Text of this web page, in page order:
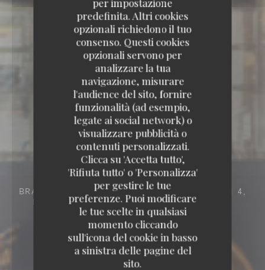
predefinita. Altri cookies
opzionali richiedono il tuo
consenso. Questi cookies
opzionali servono per
analizzare la tua
navigazione, misurare
l'audience del sito, fornire
funzionalità (ad esempio,
legate ai social network) o
visualizzare pubblicità o
contenuti personalizzati.
Clicca su 'Accetta tutto',
'Rifiuta tutto' o 'Personalizza'
per gestire le tue
preferenze. Puoi modificare
le tue scelte in qualsiasi
momento cliccando
sull'icona del cookie in basso
a sinistra delle pagine del
sito.
BRASSERIE – FRUITS DE MER A EMPORTER
4,
BOULEVARD DES CAPUCINES 75009 PARIS